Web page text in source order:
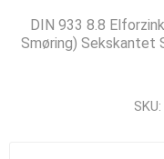
DIN 933 8.8
Smøring) Sekskantet
SKU: